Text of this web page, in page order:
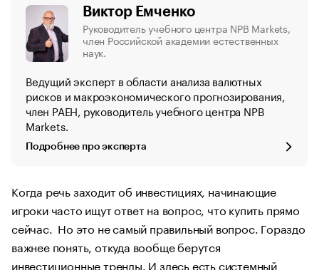
Виктор Емченко
Руководитель учебного центра NPB Markets,
член Российской академии естественных
наук.
Ведущий эксперт в области анализа валютных
рисков и макроэкономического прогнозирования,
член РАЕН, руководитель учебного центра NPB
Markets.
Подробнее про эксперта
Когда речь заходит об инвестициях, начинающие
игроки часто ищут ответ на вопрос, что купить прямо
сейчас. Но это не самый правильный вопрос. Гораздо
важнее понять, откуда вообще берутся
инвестиционные тренды. И здесь есть системный